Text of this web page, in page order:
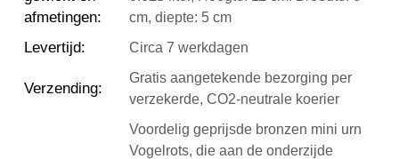
afmetingen:
cm, diepte: 5 cm
Levertijd: Circa 7 werkdagen
Verzending:
Gratis aangetekende bezorging per
verzekerde, CO2-neutrale koerier
Voordelig geprijsde bronzen mini urn
Vogelrots, die aan de onderzijde